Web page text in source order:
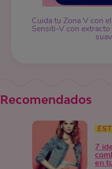
Cuida tu Zona V con
Sensiti-V con
Recomendados
7
en